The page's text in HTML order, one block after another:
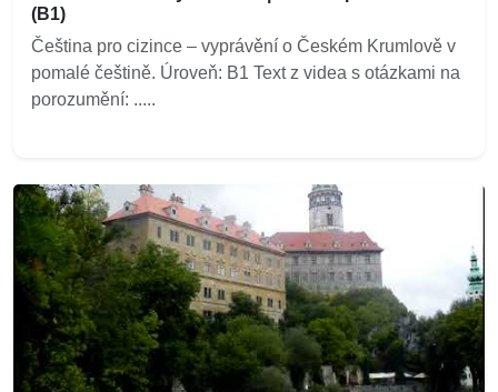
(B1)
Čeština pro cizince – vyprávění o Českém Krumlově v
pomalé češtině. Úroveň: B1 Text z videa s otázkami na
porozumění: .....